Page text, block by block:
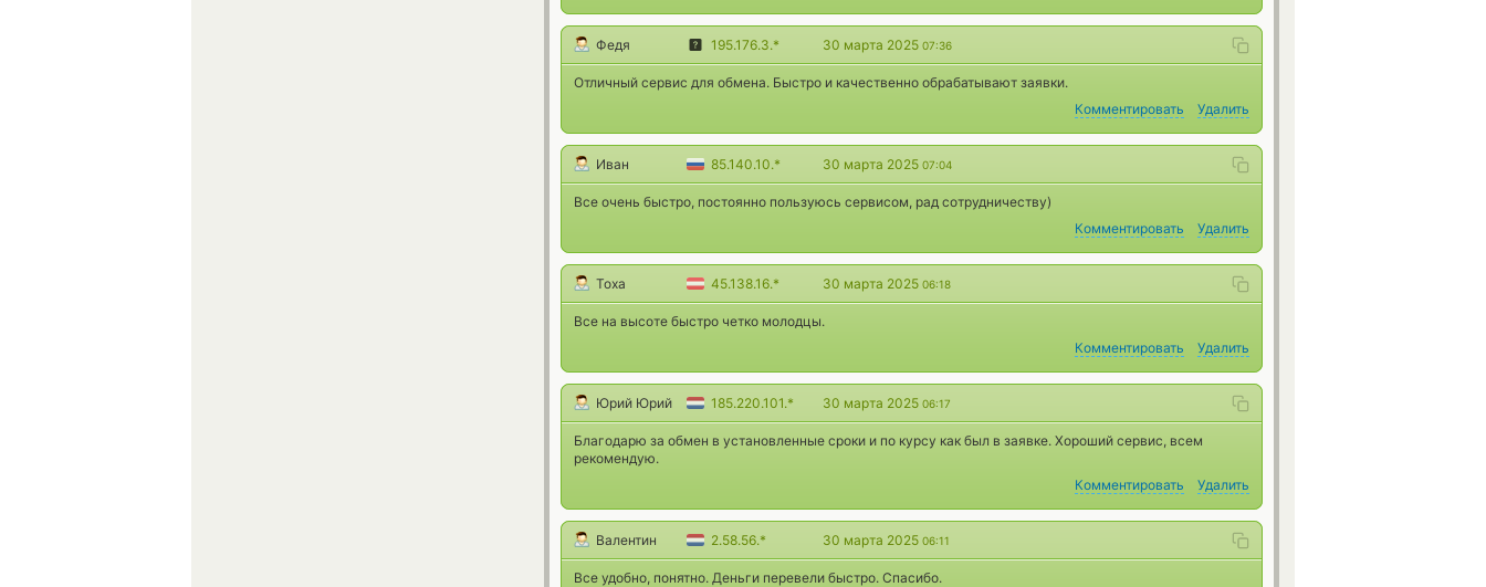
Федя 195.176.3.* 30 марта 2025 07:36
Отличный сервис для обмена. Быстро и качественно обрабатывают заявки.
Комментировать
Удалить
Иван 85.140.10.* 30 марта 2025 07:04
Все очень быстро, постоянно пользуюсь сервисом, рад сотрудничеству)
Комментировать
Удалить
Тоха 45.138.16.* 30 марта 2025 06:18
Все на высоте быстро четко молодцы.
Комментировать
Удалить
Юрий Юрий 185.220.101.* 30 марта 2025 06:17
Благодарю за обмен в установленные сроки и по курсу как был в заявке. Хороший сервис, всем
рекомендую.
Комментировать
Удалить
Валентин 2.58.56.* 30 марта 2025 06:11
Все удобно, понятно. Деньги перевели быстро. Спасибо.